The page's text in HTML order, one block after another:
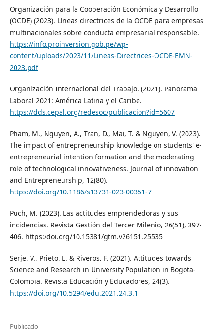
Organización para la Cooperación Económica y Desarrollo
(OCDE) (2023). Líneas directrices de la OCDE para empresas
multinacionales sobre conducta empresarial responsable.
https://info.proinversion.gob.pe/wp-
content/uploads/2023/11/Lineas-Directrices-OCDE-EMN-
2023.pdf
Organización Internacional del Trabajo. (2021). Panorama
Laboral 2021: América Latina y el Caribe.
https://dds.cepal.org/redesoc/publicacion?id=5607
Pham, M., Nguyen, A., Tran, D., Mai, T. & Nguyen, V. (2023).
The impact of entrepreneurship knowledge on students' e-
entrepreneurial intention formation and the moderating
role of technological innovativeness. Journal of innovation
and Entrepreneurship, 12(80).
https://doi.org/10.1186/s13731-023-00351-7
Puch, M. (2023). Las actitudes emprendedoras y sus
incidencias. Revista Gestión del Tercer Milenio, 26(51), 397-
406. https:/doi.org/10.15381/gtm.v26151.25535
Serje, V., Prieto, L. & Riveros, F. (2021). Attitudes towards
Science and Research in University Population in Bogota-
Colombia. Revista Educación y Educadores, 24(3).
https://doi.org/10.5294/edu.2021.24.3.1
Publicado